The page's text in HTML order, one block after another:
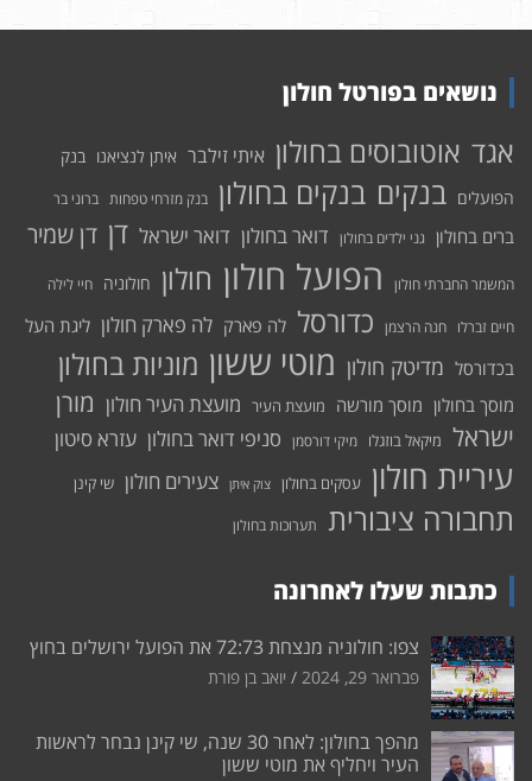
נושאים בפורטל חולון
אגד אוטובוסים בחולון איתי זילבר איתן לנציאנו בנק
הפועלים בנקים בנקים בחולון בנק מזרחי טפחות ברוני בר
ברים בחולון גני ילדים בחולון דואר בחולון דואר ישראל דן דן שמיר
המשמר החברתי חולון הפועל חולון חולון חולוניה חיי לילה
חיים זברלו חנה הרצמן כדורסל לה פארק לה פארק חולון ליגת העל
בכדורסל מדיטק חולון מוטי ששון מוניות בחולון
מוסך בחולון מוסך מורשה מועצת העיר מועצת העיר חולון מורן
ישראל מיקאל בוזגלו מיקי דורסמן סניפי דואר בחולון עזרא סיטון
עיריית חולון עסקים בחולון צוק איתן צעירים חולון שי קינן
תחבורה ציבורית תערוכות בחולון
כתבות שעלו לאחרונה
צפו: חולוניה מנצחת 72:73 את הפועל ירושלים בחוץ
פברואר 29, 2024 יואב בן פורת
מהפך בחולון: לאחר 30 שנה, שי קינן נבחר לראשות
העיר ויחליף את מוטי ששון